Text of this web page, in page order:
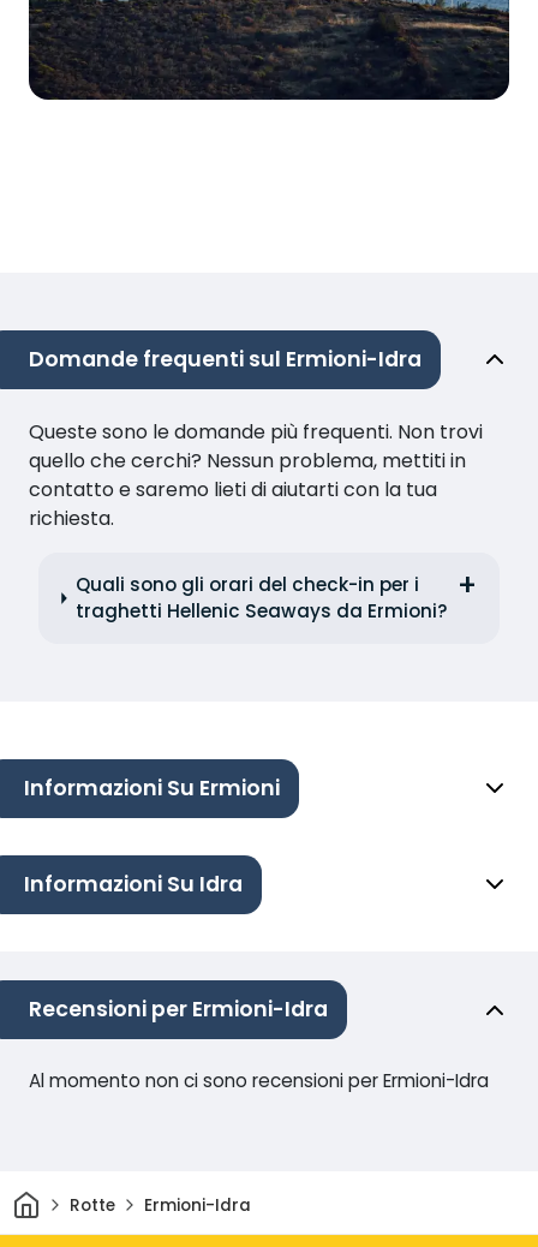
Domande frequenti sul Ermioni-Idra
Queste sono le domande più frequenti. Non trovi
quello che cerchi? Nessun problema, mettiti in
contatto e saremo lieti di aiutarti con la tua
richiesta.
Quali sono gli orari del check-in per i
traghetti Hellenic Seaways da Ermioni?
Informazioni Su Ermioni
Informazioni Su Idra
Recensioni per Ermioni-Idra
Al momento non ci sono recensioni per Ermioni-Idra
CasaRotte Ermioni-Idra